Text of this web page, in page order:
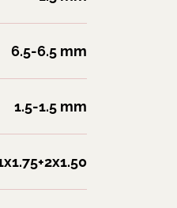
6.5-6.5 mm
1.5-1.5 mm